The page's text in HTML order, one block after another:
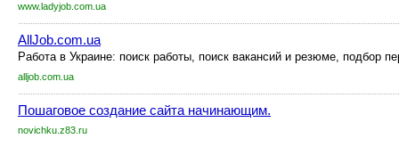
www.ladyjob.com.ua
AllJob.com.ua
Работа в Украине: поиск работы, поиск вакансий и резюме, подбор
alljob.com.ua
Пошаговое создание сайта начинающим.
novichku.z83.ru